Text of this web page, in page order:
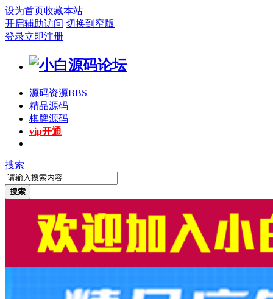
设为首页收藏本站
开启辅助访问 切换到窄版
登录立即注册
源码资源BBS
精品源码
棋牌源码
vip开通
搜索
搜索